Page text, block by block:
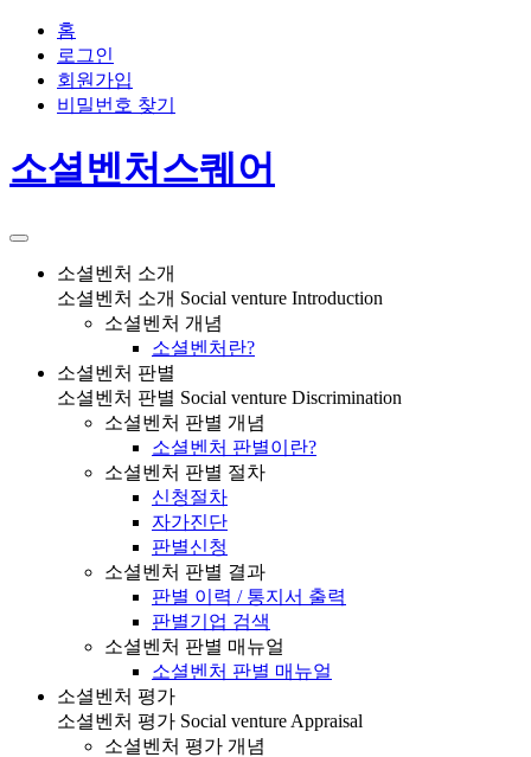
홈
로그인
회원가입
비밀번호 찾기
소셜벤처스퀘어
소셜벤처 소개
소셜벤처 소개 Social venture Introduction
소셜벤처 개념
소셜벤처란?
소셜벤처 판별
소셜벤처 판별 Social venture Discrimination
소셜벤처 판별 개념
소셜벤처 판별이란?
소셜벤처 판별 절차
신청절차
자가진단
판별신청
소셜벤처 판별 결과
판별 이력 / 통지서 출력
판별기업 검색
소셜벤처 판별 매뉴얼
소셜벤처 판별 매뉴얼
소셜벤처 평가
소셜벤처 평가 Social venture Appraisal
소셜벤처 평가 개념